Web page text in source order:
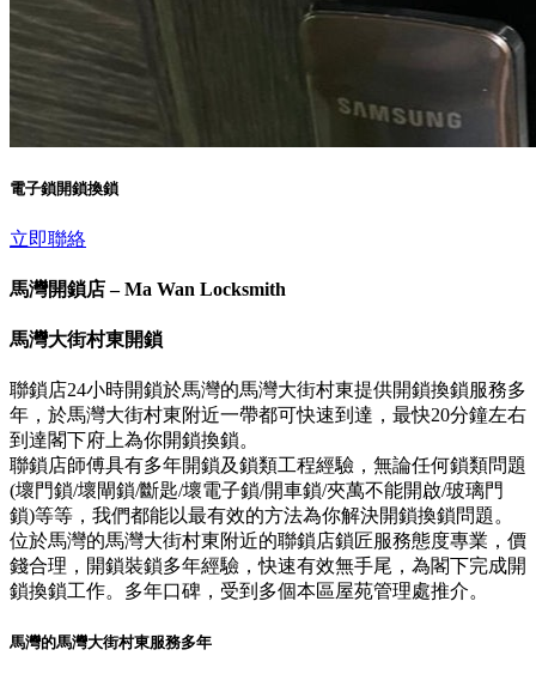
電子鎖開鎖換鎖
立即聯絡
馬灣開鎖店 – Ma Wan Locksmith
馬灣大街村東開鎖
聯鎖店24小時開鎖於馬灣的馬灣大街村東提供開鎖換鎖服務多
年，於馬灣大街村東附近一帶都可快速到達，最快20分鐘左右
到達閣下府上為你開鎖換鎖。
聯鎖店師傅具有多年開鎖及鎖類工程經驗，無論任何鎖類問題
(壞門鎖/壞閘鎖/斷匙/壞電子鎖/開車鎖/夾萬不能開啟/玻璃門
鎖)等等，我們都能以最有效的方法為你解決開鎖換鎖問題。
位於馬灣的馬灣大街村東附近的聯鎖店鎖匠服務態度專業，價
錢合理，開鎖裝鎖多年經驗，快速有效無手尾，為閣下完成開
鎖換鎖工作。多年口碑，受到多個本區屋苑管理處推介。
馬灣的馬灣大街村東服務多年